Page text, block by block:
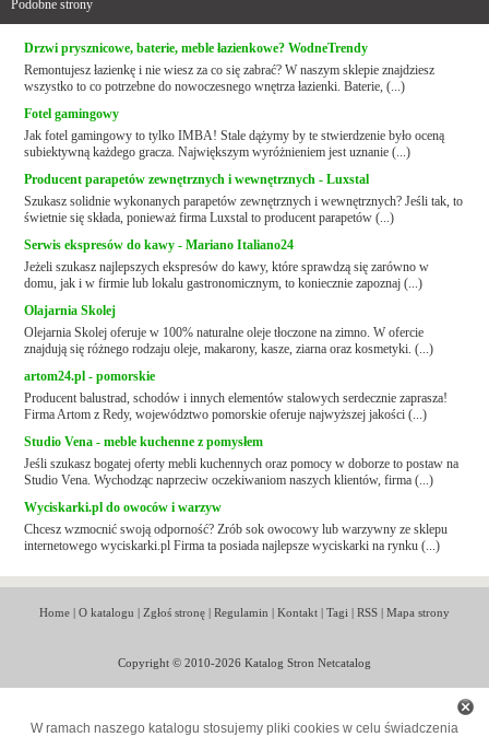
Podobne strony
Drzwi prysznicowe, baterie, meble łazienkowe? WodneTrendy
Remontujesz łazienkę i nie wiesz za co się zabrać? W naszym sklepie znajdziesz
wszystko to co potrzebne do nowoczesnego wnętrza łazienki. Baterie, (...)
Fotel gamingowy
Jak fotel gamingowy to tylko IMBA! Stale dążymy by te stwierdzenie było oceną
subiektywną każdego gracza. Największym wyróżnieniem jest uznanie (...)
Producent parapetów zewnętrznych i wewnętrznych - Luxstal
Szukasz solidnie wykonanych parapetów zewnętrznych i wewnętrznych? Jeśli tak, to
świetnie się składa, ponieważ firma Luxstal to producent parapetów (...)
Serwis ekspresów do kawy - Mariano Italiano24
Jeżeli szukasz najlepszych ekspresów do kawy, które sprawdzą się zarówno w
domu, jak i w firmie lub lokalu gastronomicznym, to koniecznie zapoznaj (...)
Olajarnia Skolej
Olejarnia Skolej oferuje w 100% naturalne oleje tłoczone na zimno. W ofercie
znajdują się różnego rodzaju oleje, makarony, kasze, ziarna oraz kosmetyki. (...)
artom24.pl - pomorskie
Producent balustrad, schodów i innych elementów stalowych serdecznie zaprasza!
Firma Artom z Redy, województwo pomorskie oferuje najwyższej jakości (...)
Studio Vena - meble kuchenne z pomysłem
Jeśli szukasz bogatej oferty mebli kuchennych oraz pomocy w doborze to postaw na
Studio Vena. Wychodząc naprzeciw oczekiwaniom naszych klientów, firma (...)
Wyciskarki.pl do owoców i warzyw
Chcesz wzmocnić swoją odporność? Zrób sok owocowy lub warzywny ze sklepu
internetowego wyciskarki.pl Firma ta posiada najlepsze wyciskarki na rynku (...)
Home| O katalogu | Zgłoś stronę| Regulamin | Kontakt| Tagi | RSS| Mapa strony
Copyright © 2010-2026 Katalog Stron Netcatalog
W ramach naszego katalogu stosujemy pliki cookies w celu świadczenia